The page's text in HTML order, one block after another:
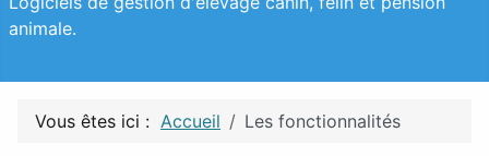
animale.
Vous êtes ici : Accueil Les fonctionnalités